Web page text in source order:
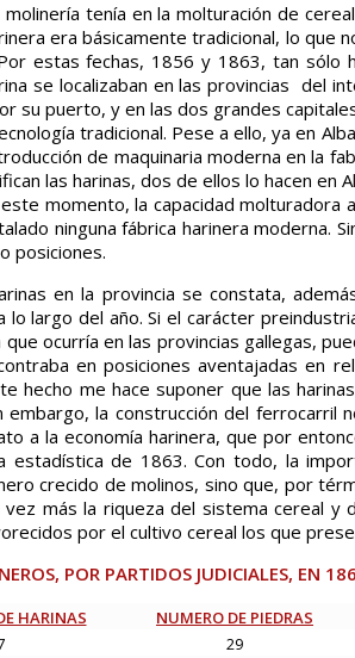
tenía en la molturación de
era básicamente tradicional, lo que
estas fechas, 1856 y 1863, tan sólo
se localizaban en las provincias del
su puerto, y en las dos grandes
tradicional. Pese a ello, ya en
de maquinaria moderna en la
las harinas, dos de ellos lo hacen
momento, la capacidad
ninguna fábrica harinera
posiciones.
en la provincia se constata,
largo del año. Si el carácter
ocurría en las provincias gallegas,
en posiciones aventajadas en
hecho me hace suponer que las
embargo, la construcción del
a la economía harinera, que por
estadística de 1863. Con todo, la
crecido de molinos, sino que, por
más la riqueza del sistema cereal y
por el cultivo cereal los que
POR PARTIDOS JUDICIALES, EN
HARINAS NUMERO DE PIEDRAS
29